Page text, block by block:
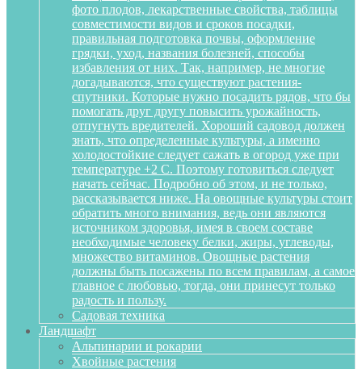
фото плодов, лекарственные свойства, таблицы
совместимости видов и сроков посадки,
правильная подготовка почвы, оформление
грядки, уход, названия болезней, способы
избавления от них. Так, например, не многие
догадываются, что существуют растения-
спутники. Которые нужно посадить рядов, что бы
помогать друг другу повысить урожайность,
отпугнуть вредителей. Хороший садовод должен
знать, что определенные культуры, а именно
холодостойкие следует сажать в огород уже при
температуре +2 С. Поэтому готовиться следует
начать сейчас. Подробно об этом, и не только,
рассказывается ниже. На овощные культуры стоит
обратить много внимания, ведь они являются
источником здоровья, имея в своем составе
необходимые человеку белки, жиры, углеводы,
множество витаминов. Овощные растения
должны быть посажены по всем правилам, а самое
главное с любовью, тогда, они принесут только
радость и пользу.
Садовая техника
Ландшафт
Альпинарии и рокарии
Хвойные растения